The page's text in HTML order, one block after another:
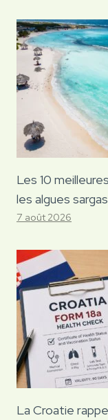
Les 10
les algues
7 août 2026
La Croatie